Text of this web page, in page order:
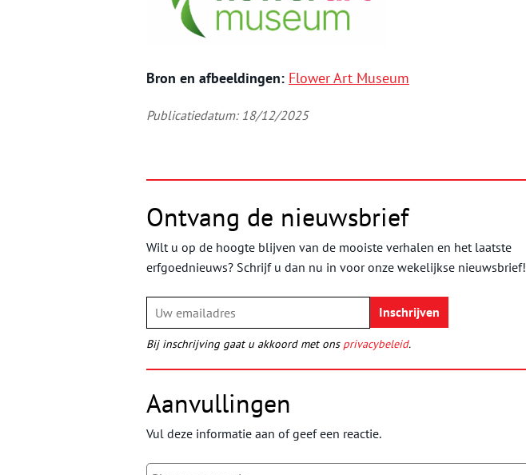
Bron en afbeeldingen: Flower Art Museum
Publicatiedatum: 18/12/2025
Ontvang de nieuwsbrief
Wilt u op de hoogte blijven van de mooiste verhalen en het laatste
erfgoednieuws? Schrijf u dan nu in voor onze wekelijkse nieuwsbrief!
Bij inschrijving gaat u akkoord met ons privacybeleid.
Aanvullingen
Vul deze informatie aan of geef een reactie.